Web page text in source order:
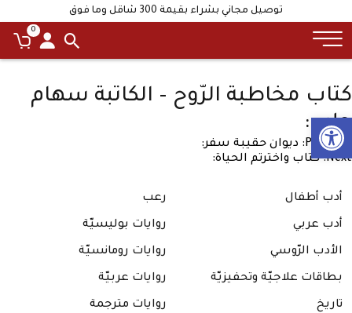
Open toolbar
توصيل مجاني بشراء بقيمة 300 شاقل وما فوق
0
كتاب مخاطبة الرّوح – الكاتبة سهام
حلبي:
تصفّح
Previous:
ديوان حقيبة سفر:
Next: كتاب واخترتم الحياة:
أدب أطفال
أدب عربي
الأدب الرّوسي
بطاقات علاجيّة وتحفيزيّة
تاريخ
رعب
روايات بوليسيّة
روايات رومانسيّة
روايات عربيّة
روايات مترجمة